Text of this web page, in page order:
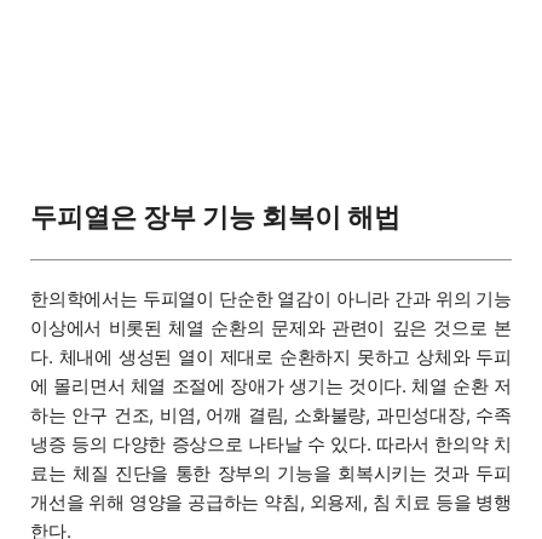
두피열은 장부 기능 회복이 해법
한의학에서는 두피열이 단순한 열감이 아니라 간과 위의 기능
이상에서 비롯된 체열 순환의 문제와 관련이 깊은 것으로 본
다. 체내에 생성된 열이 제대로 순환하지 못하고 상체와 두피
에 몰리면서 체열 조절에 장애가 생기는 것이다. 체열 순환 저
하는 안구 건조, 비염, 어깨 결림, 소화불량, 과민성대장, 수족
냉증 등의 다양한 증상으로 나타날 수 있다. 따라서 한의약 치
료는 체질 진단을 통한 장부의 기능을 회복시키는 것과 두피
개선을 위해 영양을 공급하는 약침, 외용제, 침 치료 등을 병행
한다.